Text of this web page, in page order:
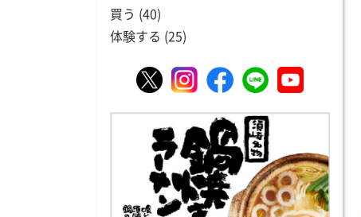
買う (40)
体験する (25)